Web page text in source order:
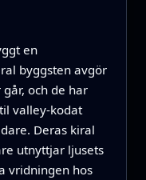
en
byggsten avgör
och de har
valley‑kodat
Deras kiral
utnyttjar ljusets
vridningen hos